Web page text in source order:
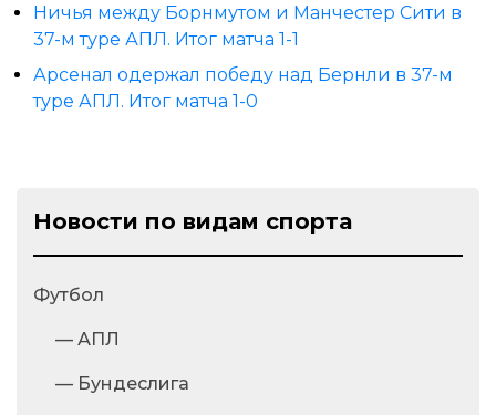
Ничья между Борнмутом и Манчестер Сити в
37-м туре АПЛ. Итог матча 1-1
Арсенал одержал победу над Бернли в 37-м
туре АПЛ. Итог матча 1-0
Новости по видам спорта
Футбол
— АПЛ
— Бундеслига